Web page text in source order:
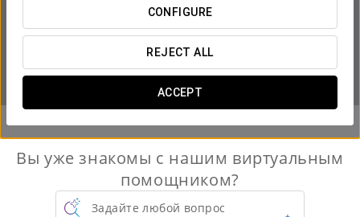
CONFIGURE
REJECT ALL
ACCEPT
 
Вы уже знакомы с нашим виртуальным
помощником?
Задайте любой вопрос